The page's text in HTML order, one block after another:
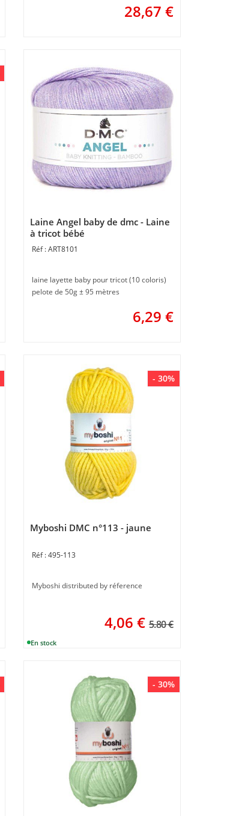
28,67 €
Laine Angel baby de dmc - Laine
à tricot bébé
ART8101
laine layette baby pour tricot (10 coloris)
pelote de 50g ± 95 mètres
6,29 €
- 30%
Myboshi DMC n°113 - jaune
495-113
Myboshi distributed by réference
4,06 € 5.80 €
- 30%